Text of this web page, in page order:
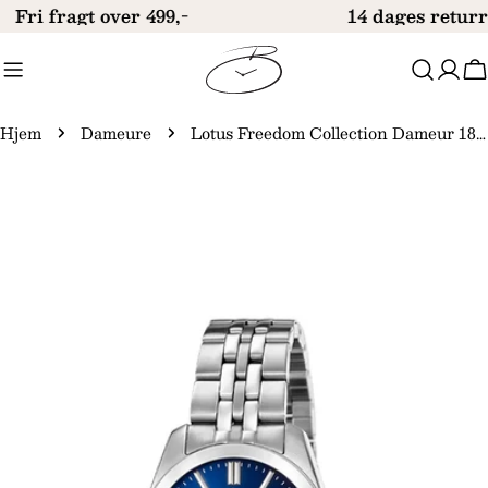
Gå
indhold
Fri fragt over 499,- 14 dages
Hjem Dameure Lotus Freedom Collection Dameur 18992/5